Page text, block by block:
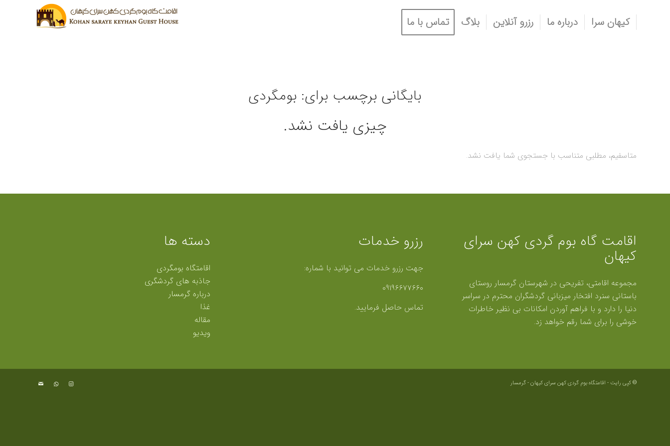
کیهان سرا درباره ما رزرو آنلاین بلاگ تماس با ما
بایگانی برچسب برای: بومگردی
چیزی یافت نشد.
متاسفیم، مطلبی متناسب با جستجوی شما یافت نشد.
اقامت گاه بوم گردی کهن سرای
کیهان
مجموعه اقامتی، تفریحی در شهرستان گرمسار روستای
باستانی سنرد افتخار میزبانی گردشگران محترم در سراسر
دنیا را دارد و با فراهم آوردن امکانات بی نظیر خاطرات
خوشی را برای شما رقم خواهد زد.
رزرو خدمات
جهت رزرو خدمات می توانید با شماره:
۰۹۱۹۶۶۷۷۶۶۰
تماس حاصل فرمایید.
دسته ها
اقامتگاه بومگردی
جاذبه های گردشگری
درباره گرمسار
غذا
مقاله
ویدیو
© کپی رایت - اقامتگاه بوم گردی کهن سرای کیهان -